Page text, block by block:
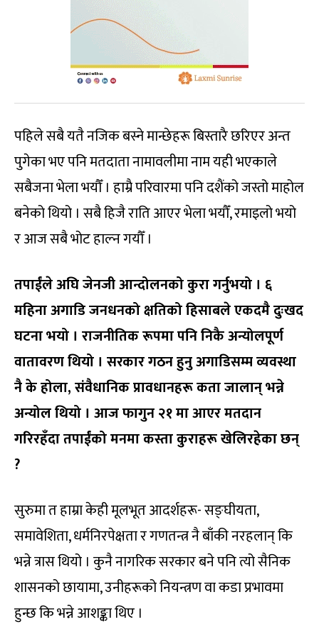
पहिले सबै यतै नजिक बस्ने मान्छेहरू बिस्तारै छरिएर अन्त
पुगेका भए पनि मतदाता नामावलीमा नाम यही भएकाले
सबैजना भेला भयौँ । हाम्रै परिवारमा पनि दशैंको जस्तो माहोल
बनेको थियो । सबै हिजै राति आएर भेला भयौँ, रमाइलो भयो
र आज सबै भोट हाल्न गयौँ ।
तपाईंले अघि जेनजी आन्दोलनको कुरा गर्नुभयो । ६
महिना अगाडि जनधनको क्षतिको हिसाबले एकदमै दुःखद
घटना भयो । राजनीतिक रूपमा पनि निकै अन्योलपूर्ण
वातावरण थियो । सरकार गठन हुनु अगाडिसम्म व्यवस्था
नै के होला,संवैधानिक प्रावधानहरू कता जालान् भन्ने
अन्योल थियो । आज फागुन २१ मा आएर मतदान
गरिरहँदा तपाईंको मनमा कस्ता कुराहरू खेलिरहेका छन्
?
सुरुमा त हाम्रा केही मूलभूत आदर्शहरू- सङ्घीयता,
समावेशिता, धर्मनिरपेक्षता र गणतन्त्र नै बाँकी नरहलान् कि
भन्ने त्रास थियो । कुनै नागरिक सरकार बने पनि त्यो सैनिक
शासनको छायामा, उनीहरूको नियन्त्रण वा कडा प्रभावमा
हुन्छ कि भन्ने आशङ्का थिए ।